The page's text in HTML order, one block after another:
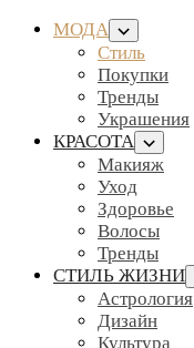
МОДА
Стиль
Покупки
Тренды
Украшения
КРАСОТА
Макияж
Уход
Здоровье
Волосы
Тренды
СТИЛЬ ЖИЗНИ
Астрология
Дизайн
Культура